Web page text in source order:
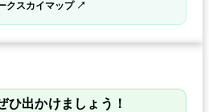
クスカイマップ ↗
出かけましょう！